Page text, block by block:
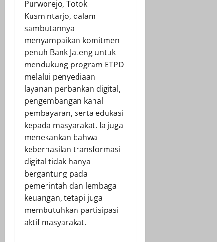
Purworejo, Totok
Kusmintarjo, dalam
sambutannya
menyampaikan komitmen
penuh Bank Jateng untuk
mendukung program ETPD
melalui penyediaan
layanan perbankan digital,
pengembangan kanal
pembayaran, serta edukasi
kepada masyarakat. Ia juga
menekankan bahwa
keberhasilan transformasi
digital tidak hanya
bergantung pada
pemerintah dan lembaga
keuangan, tetapi juga
membutuhkan partisipasi
aktif masyarakat.